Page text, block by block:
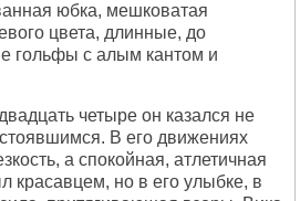
юбка, мешковатая
цвета, длинные, до
гольфы с алым кантом и
четыре он казался не
В его движениях
а спокойная, атлетичная
красавцем, но в его улыбке, в